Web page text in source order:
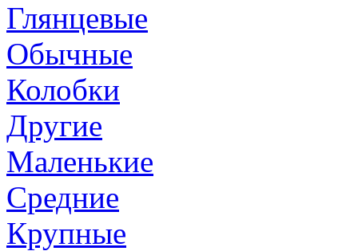
Глянцевые
Обычные
Колобки
Другие
Маленькие
Средние
Крупные